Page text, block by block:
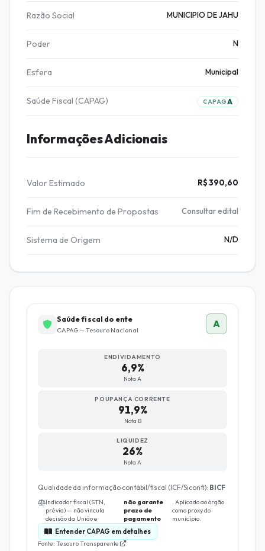
Razão Social MUNICIPIO DE JAHU
Poder N
Esfera Municipal
Saúde Fiscal (CAPAG) CAPAGA
Informações Adicionais
Valor Estimado R$ 390,60
Fim de Recebimento de Propostas Consultar edital
Sistema de Origem N/D
Saúde fiscal do ente
CAPAG — Tesouro Nacional
A
ENDIVIDAMENTO
6,9%
Nota A
POUPANÇA CORRENTE
91,9%
Nota B
LIQUIDEZ
26%
Nota A
Qualidade da informação contábil/fiscal (ICF/Siconfi): BICF
Indicador fiscal (STN,
prévia) — não vincula
decisão da União e
não garante
prazo de
pagamento
. Aplicado ao órgão
como proxy do
município.
Entender CAPAG em detalhes
Fonte: Tesouro Transparente